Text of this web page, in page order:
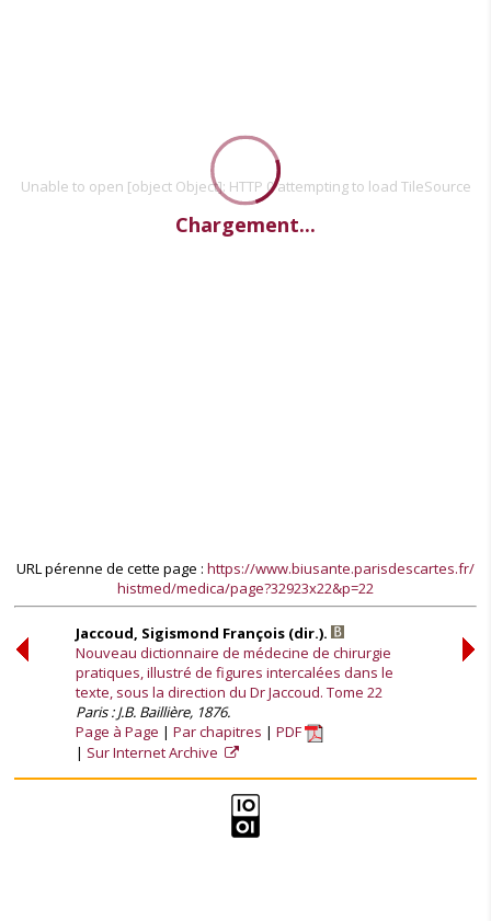
Unable to open [object Object]: HTTP 0 attempting to load TileSource
Chargement...
URL pérenne de cette page : https://www.biusante.parisdescartes.fr/
histmed/medica/page?32923x22&p=22
Jaccoud, Sigismond François (dir.).
Nouveau dictionnaire de médecine de chirurgie
pratiques, illustré de figures intercalées dans le
texte, sous la direction du Dr Jaccoud. Tome 22
Paris : J.B. Baillière, 1876.
Page à Page
Par chapitres
PDF
Sur Internet Archive